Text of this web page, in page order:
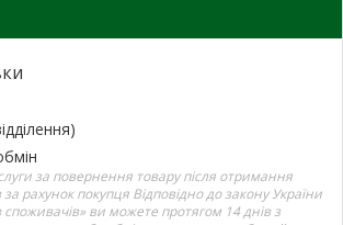
за повернення товару після отримання
рахунок покупця Відповідно до закону України
споживачів» ви можете протягом 14 днів з